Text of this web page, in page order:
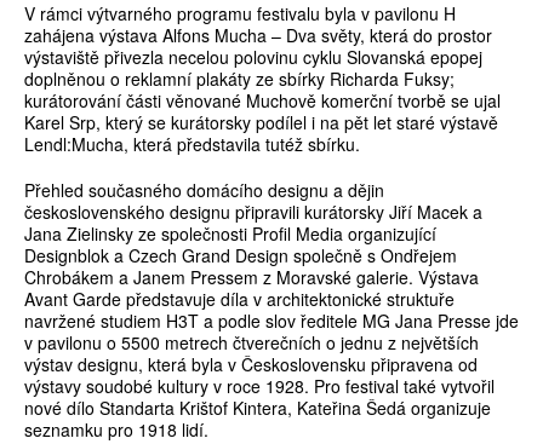
V rámci výtvarného programu festivalu byla v pavilonu H
zahájena výstava Alfons Mucha – Dva světy, která do prostor
výstaviště přivezla necelou polovinu cyklu Slovanská epopej
doplněnou o reklamní plakáty ze sbírky Richarda Fuksy;
kurátorování části věnované Muchově komerční tvorbě se ujal
Karel Srp, který se kurátorsky podílel i na pět let staré výstavě
Lendl:Mucha, která představila tutéž sbírku.
Přehled současného domácího designu a dějin
československého designu připravili kurátorsky Jiří Macek a
Jana Zielinsky ze společnosti Profil Media organizující
Designblok a Czech Grand Design společně s Ondřejem
Chrobákem a Janem Pressem z Moravské galerie. Výstava
Avant Garde představuje díla v architektonické struktuře
navržené studiem H3T a podle slov ředitele MG Jana Presse jde
v pavilonu o 5500 metrech čtverečních o jednu z největších
výstav designu, která byla v Československu připravena od
výstavy soudobé kultury v roce 1928. Pro festival také vytvořil
nové dílo Standarta Krištof Kintera, Kateřina Šedá organizuje
seznamku pro 1918 lidí.